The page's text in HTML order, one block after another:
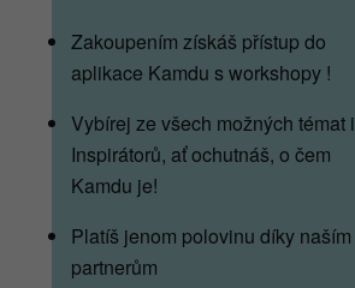
Zakoupením získáš přístup do
aplikace Kamdu s workshopy !
Vybírej ze všech možných témat i
Inspirátorů, ať ochutnáš, o čem
Kamdu je!
Platíš jenom polovinu díky naším
partnerům